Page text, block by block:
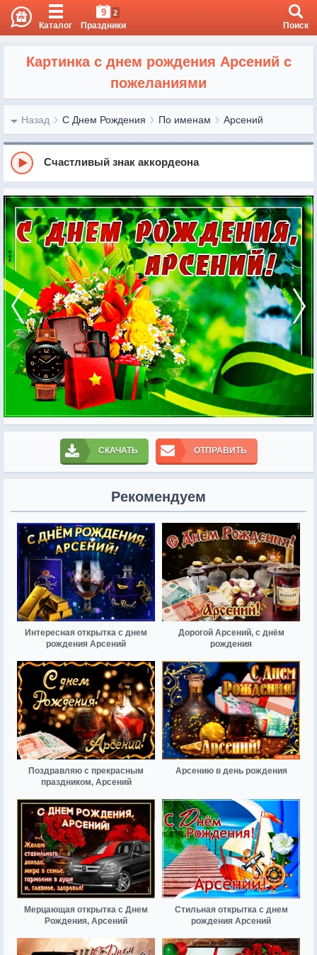
Каталог
9 2
Праздники Поиск
Картинка с днем рождения Арсений с
пожеланиями
Назад С Днем Рождения По именам Арсений
Счастливый знак аккордеона
СКАЧАТЬ ОТПРАВИТЬ
Рекомендуем
Интересная открытка с днем
рождения Арсений
Дорогой Арсений, с днём
рождения
Поздравляю с прекрасным
праздником, Арсений
Арсению в день рождения
Мерцающая открытка с Днем
Рождения, Арсений
Стильная открытка с днем
рождения Арсений